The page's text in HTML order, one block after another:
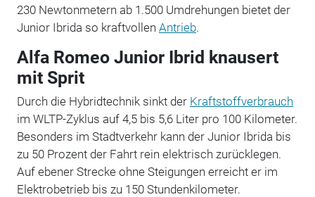
230 Newtonmetern ab 1.500 Umdrehungen bietet der
Junior Ibrida so kraftvollen Antrieb.
Alfa Romeo Junior Ibrid knausert
mit Sprit
Durch die Hybridtechnik sinkt der Kraftstoffverbrauch
im WLTP-Zyklus auf 4,5 bis 5,6 Liter pro 100 Kilometer.
Besonders im Stadtverkehr kann der Junior Ibrida bis
zu 50 Prozent der Fahrt rein elektrisch zurücklegen.
Auf ebener Strecke ohne Steigungen erreicht er im
Elektrobetrieb bis zu 150 Stundenkilometer.